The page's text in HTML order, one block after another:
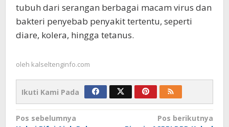
tubuh dari serangan berbagai macam virus dan
bakteri penyebab penyakit tertentu, seperti
diare, kolera, hingga tetanus.
oleh kalseltenginfo.com
Ikuti Kami Pada
Navigasi
Pos sebelumnya
Pos berikutnya